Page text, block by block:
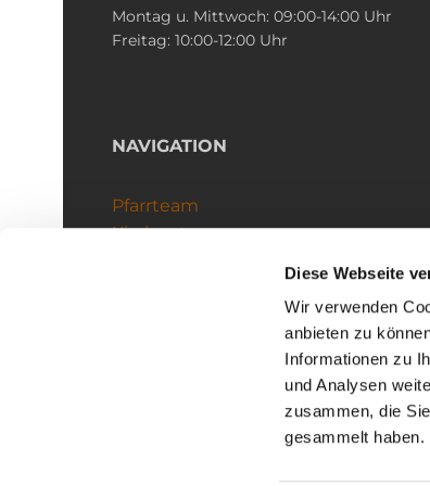
Diese Webseite
Wir verwenden
anbieten zu
Informationen zu
und Analysen
zusammen, die
gesammelt haben.
Montag u. Mittwoch: 09:00-14:00 Uhr
Freitag: 10:00-12:00 Uhr
NAVIGATION
Pfarrteam
Kirchenteams